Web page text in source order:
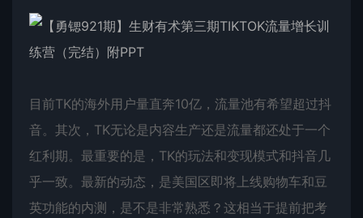
目前TK的海外用户量直奔10亿，流量池有希望超过抖
音。其次，TK无论是内容生产还是流量都还处于一个
红利期。最重要的是，TK的玩法和变现模式和抖音几
乎一致。最新的动态，是美国区即将上线购物车和豆
英功能的内测，是不是非常熟悉？这相当于提前把考